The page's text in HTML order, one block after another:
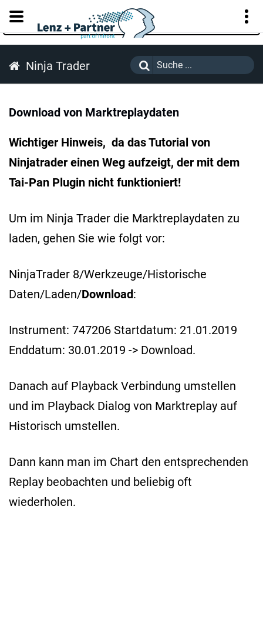
KUNDENPORTAL
Ninja Trader
Download von Marktreplaydaten
Wichtiger Hinweis, da das Tutorial von
Ninjatrader einen Weg aufzeigt, der mit dem
Tai-Pan Plugin nicht funktioniert!
Um im Ninja Trader die Marktreplaydaten zu
laden, gehen Sie wie folgt vor:
NinjaTrader 8/Werkzeuge/Historische
Daten/Laden/Download:
Instrument: 747206 Startdatum: 21.01.2019
Enddatum: 30.01.2019 -> Download.
Danach auf Playback Verbindung umstellen
und im Playback Dialog von Marktreplay auf
Historisch umstellen.
Dann kann man im Chart den entsprechenden
Replay beobachten und beliebig oft
wiederholen.